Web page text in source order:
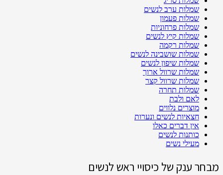
שמלות ערב לנשים
שמלות פעמון
שמלות פרחוניות
שמלות קיץ לנשים
שמלות רקמה
שמלות שושבינה לנשים
שמלות שיפון לנשים
שמלות שרוול ארוך
שמלות שרוול קצר
שמלות תחרה
לאם ולבת
מוצרים נלווים
חצאיות לנשים ונערות
אין דברים כאלו
כותנות לנשים
מעילי נשים
מבחר ענק של כיסויי ראש לנשים